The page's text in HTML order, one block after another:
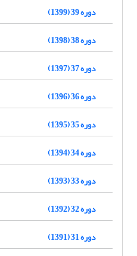
دوره 39 (1399)
دوره 38 (1398)
دوره 37 (1397)
دوره 36 (1396)
دوره 35 (1395)
دوره 34 (1394)
دوره 33 (1393)
دوره 32 (1392)
دوره 31 (1391)